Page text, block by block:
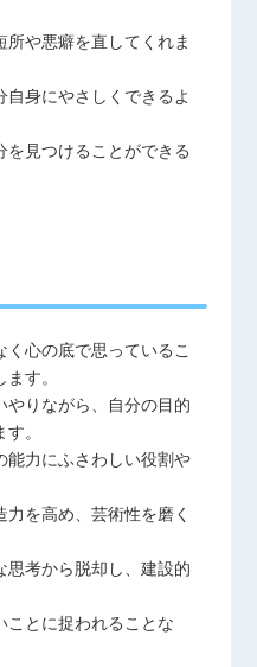
所や悪癖を直してくれま
身にやさしくできるよ
見つけることができる
心の底で思っているこ
す。
やりながら、自分の目的
。
能力にふさわしい役割や
を高め、芸術性を磨く
思考から脱却し、建設的
ことに捉われることな